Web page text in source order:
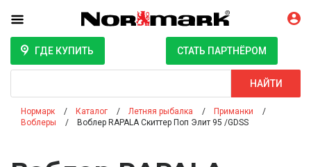
ГДЕ КУПИТЬ СТАТЬ ПАРТНЁРОМ
НАЙТИ
Нормарк Каталог Летняя рыбалка
Приманки
Воблеры
Воблер RAPALA Скиттер Поп Элит 95 /GDSS